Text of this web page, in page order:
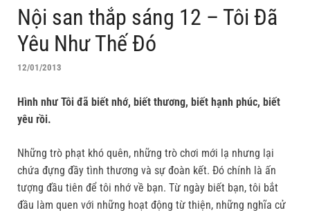
Nội san thắp sáng 12 – Tôi Đã
Yêu Như Thế Đó
12/01/2013
Hình như Tôi đã biết nhớ, biết thương, biết hạnh phúc, biết
yêu rồi.
Những trò phạt khó quên, những trò chơi mới lạ nhưng lại
chứa đựng đầy tình thương và sự đoàn kết. Đó chính là ấn
tượng đầu tiên để tôi nhớ về bạn. Từ ngày biết bạn, tôi bắt
đầu làm quen với những hoạt động từ thiện, những nghĩa cử